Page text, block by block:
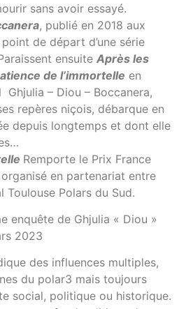
sans avoir essayé.
, publié en 2018 aux
de départ d’une série
ensuite Après les
de l’immortelle en
Ghjulia – Diou – Boccanera,
repères niçois, débarque en
depuis longtemps et dont elle
Remporte le Prix France
en partenariat entre
Toulouse Polars du Sud.
enquête de Ghjulia « Diou »
2023
des influences multiples,
du polar3 mais toujours
social, politique ou historique.